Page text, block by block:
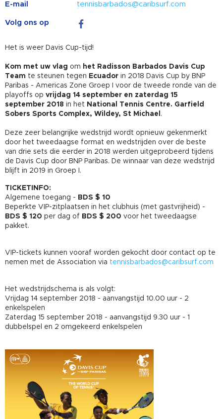
E-mail tennisbarbados@caribsurf.com
Volg ons op
Het is weer Davis Cup-tijd!
Kom met uw vlag om het Radisson Barbados Davis Cup
Team te steunen tegen Ecuador in 2018 Davis Cup by BNP
Paribas - Americas Zone Groep I voor de tweede ronde van de
playoffs op vrijdag 14 september en zaterdag 15
september 2018 in het National Tennis Centre. Garfield
Sobers Sports Complex, Wildey, St Michael .
Deze zeer belangrijke wedstrijd wordt opnieuw gekenmerkt
door het tweedaagse format en wedstrijden over de beste
van drie sets die eerder in 2018 werden uitgeprobeerd tijdens
de Davis Cup door BNP Paribas. De winnaar van deze wedstrijd
blijft in 2019 in Groep I.
TICKETINFO:
Algemene toegang - BDS $ 10
Beperkte VIP-zitplaatsen in het clubhuis (met gastvrijheid) -
BDS $ 120 per dag of BDS $ 200 voor het tweedaagse
pakket.
VIP-tickets kunnen vooraf worden gekocht door contact op te
nemen met de Association via tennisbarbados@caribsurf.com
Het wedstrijdschema is als volgt:
Vrijdag 14 september 2018 - aanvangstijd 10.00 uur - 2
enkelspelen
Zaterdag 15 september 2018 - aanvangstijd 9.30 uur - 1
dubbelspel en 2 omgekeerd enkelspelen